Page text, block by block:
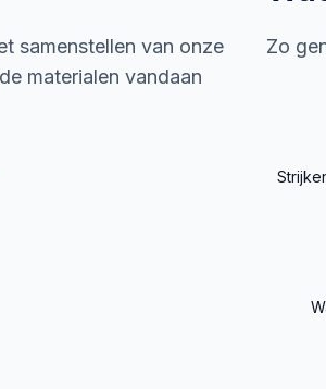
samenstellen van onze
materialen vandaan
Zo